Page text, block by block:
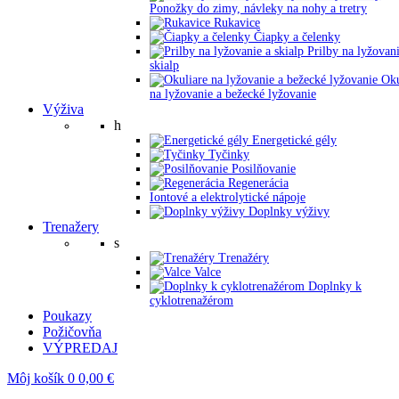
Ponožky do zimy, návleky na nohy a tretry
Rukavice
Čiapky a čelenky
Prilby na
skialp
na lyžovanie a bežecké lyžovanie
Výživa
h
Energetické gély
Tyčinky
Posilňovanie
Regenerácia
Iontové a elektrolytické nápoje
Doplnky výživy
Trenažery
s
Trenažéry
Valce
Doplnky k
cyklotrenažérom
Poukazy
Požičovňa
VÝPREDAJ
Môj košík 0 0,00 €